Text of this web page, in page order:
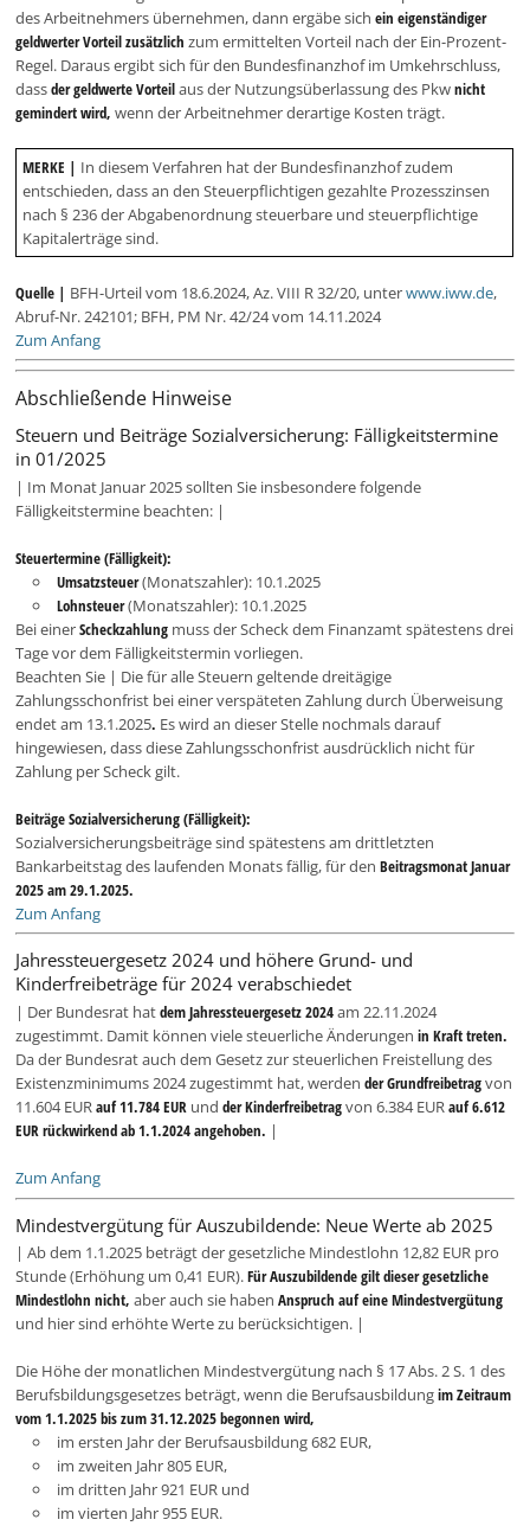
des Arbeitnehmers übernehmen, dann ergäbe sichein eigenständiger
geldwerter Vorteilzusätzlich zum ermittelten Vorteil nach der Ein-Prozent-
Regel. Daraus ergibt sich für den Bundesfinanzhof im Umkehrschluss,
dassder geldwerte Vorteilaus der Nutzungsüberlassung des Pkwnicht
gemindert wird, wenn der Arbeitnehmer derartige Kosten trägt.
MERKE | In diesem Verfahren hat der Bundesfinanzhof zudem
entschieden, dass an den Steuerpflichtigen gezahlte Prozesszinsen
nach § 236 der Abgabenordnung steuerbare und steuerpflichtige
Kapitalerträge sind.
Quelle | BFH-Urteil vom 18.6.2024, Az. VIII R 32/20, unterwww.iww.de,
Abruf-Nr. 242101; BFH, PM Nr. 42/24 vom 14.11.2024
Zum Anfang
Abschließende Hinweise
Steuern und Beiträge Sozialversicherung: Fälligkeitstermine
in 01/2025
| Im Monat Januar 2025 sollten Sie insbesondere folgende
Fälligkeitstermine beachten: |
Steuertermine (Fälligkeit):
Umsatzsteuer(Monatszahler): 10.1.2025
Lohnsteuer(Monatszahler): 10.1.2025
Bei einerScheckzahlung muss der Scheck dem Finanzamt spätestens drei
Tage vor dem Fälligkeitstermin vorliegen.
Beachten Sie | Die für alle Steuern geltende dreitägige
Zahlungsschonfrist bei einer verspäteten Zahlung durch Überweisung
endet am 13.1.2025. Es wird an dieser Stelle nochmals darauf
hingewiesen, dass diese Zahlungsschonfrist ausdrücklich nicht für
Zahlung per Scheck gilt.
Beiträge Sozialversicherung (Fälligkeit):
Sozialversicherungsbeiträge sind spätestens am drittletzten
Bankarbeitstag des laufenden Monats fällig, für denBeitragsmonat Januar
2025 am 29.1.2025.
Zum Anfang
Jahressteuergesetz 2024 und höhere Grund- und
Kinderfreibeträge für 2024 verabschiedet
| Der Bundesrat hatdem Jahressteuergesetz 2024am 22.11.2024
zugestimmt. Damit können viele steuerliche Änderungenin Kraft treten.
Da der Bundesrat auch dem Gesetz zur steuerlichen Freistellung des
Existenzminimums 2024 zugestimmt hat, werdender Grundfreibetragvon
11.604 EURauf 11.784 EUR undder Kinderfreibetragvon 6.384 EURauf 6.612
EUR rückwirkend ab 1.1.2024 angehoben. |
Zum Anfang
Mindestvergütung für Auszubildende: Neue Werte ab 2025
| Ab dem 1.1.2025 beträgt der gesetzliche Mindestlohn 12,82 EUR pro
Stunde (Erhöhung um 0,41 EUR).Für Auszubildende gilt dieser gesetzliche
Mindestlohn nicht, aber auch sie habenAnspruch auf eine Mindestvergütung
und hier sind erhöhte Werte zu berücksichtigen. |
Die Höhe der monatlichen Mindestvergütung nach § 17 Abs. 2 S. 1 des
Berufsbildungsgesetzes beträgt, wenn die Berufsausbildungim Zeitraum
vom 1.1.2025 bis zum 31.12.2025 begonnen wird,
im ersten Jahr der Berufsausbildung 682 EUR,
im zweiten Jahr 805 EUR,
im dritten Jahr 921 EUR und
im vierten Jahr 955 EUR.